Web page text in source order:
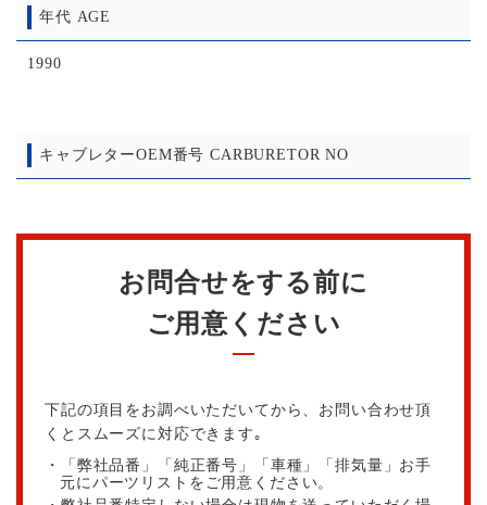
年代 AGE
1990
キャブレターOEM番号 CARBURETOR NO
お問合せをする前に
ご用意ください
下記の項目をお調べいただいてから、お問い合わせ頂
くとスムーズに対応できます｡
・「弊社品番」「純正番号」「車種」「排気量」お手
元にパーツリストをご用意ください。